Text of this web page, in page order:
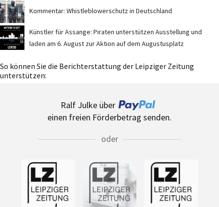
Kommentar: Whistleblowerschutz in Deutschland
Künstler für Assange: Piraten unterstützen Ausstellung und
laden am 6. August zur Aktion auf dem Augustusplatz
So können Sie die Berichterstattung der Leipziger Zeitung
unterstützen:
Ralf Julke über
einen freien Förderbetrag senden.
oder